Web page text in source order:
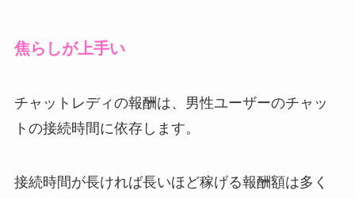
焦らしが上手い
チャットレディの報酬は、男性ユーザーのチャッ
トの接続時間に依存します。
接続時間が長ければ長いほど稼げる報酬額は多く